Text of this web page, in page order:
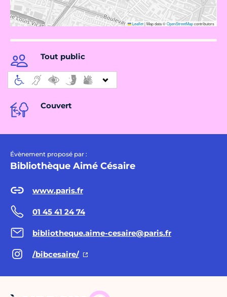
Leaflet|Map data ©OpenStreetMapcontributors
Tout public
Couvert
Évènement proposé par :
Bibliothèque Aimé Césaire
www.paris.fr
01 45 41 24 74
bibliotheque.aime-cesaire@paris.fr
/bibcesaire/